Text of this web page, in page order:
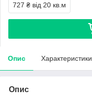
727 ₴ від 20 кв.м
Опис Характеристики
Опис